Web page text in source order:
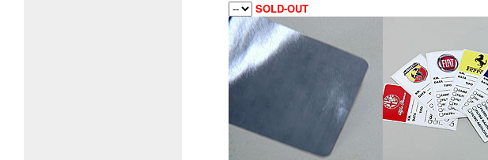
SOLD-OUT